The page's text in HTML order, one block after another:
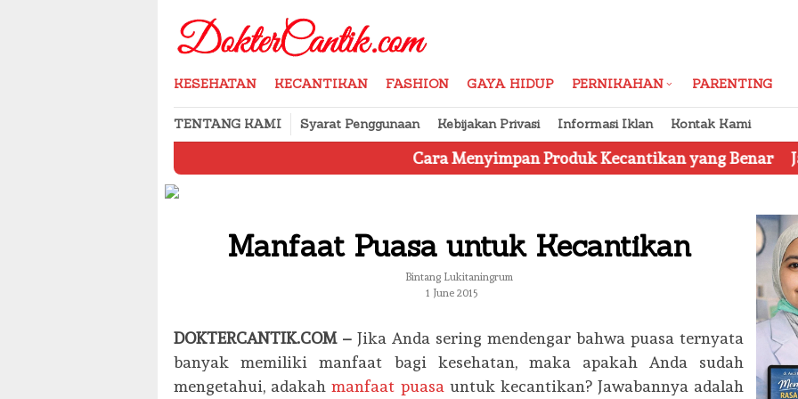
content
KESEHATAN KECANTIKAN FASHION GAYA HIDUP PERNIKAHAN PARENTING
TENTANG KAMI Syarat Penggunaan Kebijakan Privasi Informasi Iklan Kontak Kami
Cara Menyimpan Produk Kecantikan yang Benar Jangan
Manfaat Puasa untuk Kecantikan
Bintang Lukitaningrum
1 June 2015
DOKTERCANTIK.COM – Jika Anda sering mendengar bahwa puasa ternyata
banyak memiliki manfaat bagi kesehatan, maka apakah Anda sudah
mengetahui, adakahmanfaat puasa untuk kecantikan? Jawabannya adalah